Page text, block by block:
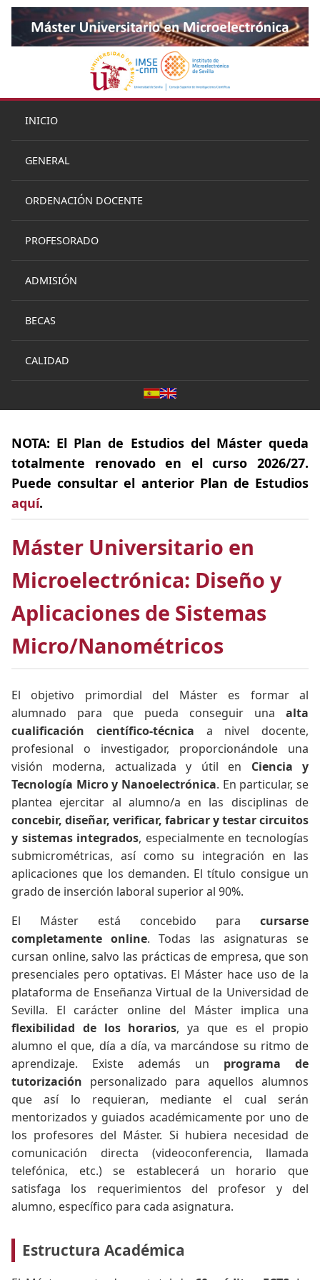
INICIO
GENERAL
ORDENACIÓN DOCENTE
PROFESORADO
ADMISIÓN
BECAS
CALIDAD
NOTA: El Plan de Estudiosdel Máster queda
totalmente renovadoen el curso 2026/27.
Puede consultar el anterior Plan de Estudios
aquí.
Máster Universitario en
Microelectrónica: Diseño y
Aplicaciones de Sistemas
Micro/Nanométricos
El objetivo primordial del Máster es formar al
alumnado para que pueda conseguir una alta
cualificación científico-técnica a nivel docente,
profesional o investigador, proporcionándole una
visión moderna, actualizada y útil en Ciencia y
Tecnología Micro y Nanoelectrónica. En particular, se
plantea ejercitar al alumno/a en las disciplinas de
concebir, diseñar, verificar, fabricar y testar circuitos
y sistemas integrados, especialmente en tecnologías
submicrométricas, así como su integración en las
aplicaciones que los demanden. El título consigue un
grado de inserción laboral superior al 90%.
El Máster está concebido para cursarse
completamente online. Todas las asignaturas se
cursan online, salvo las prácticas de empresa, que son
presenciales pero optativas. El Máster hace uso de la
plataforma de Enseñanza Virtual de la Universidad de
Sevilla. El carácter online del Máster implica una
flexibilidad de los horarios, ya que es el propio
alumno el que, día a día, va marcándose su ritmo de
aprendizaje. Existe además un programa de
tutorización personalizado para aquellos alumnos
que así lo requieran, mediante el cual serán
mentorizados y guiados académicamente por uno de
los profesores del Máster. Si hubiera necesidad de
comunicación directa (videoconferencia, llamada
telefónica, etc.) se establecerá un horario que
satisfaga los requerimientos del profesor y del
alumno, específico para cada asignatura.
Estructura Académica